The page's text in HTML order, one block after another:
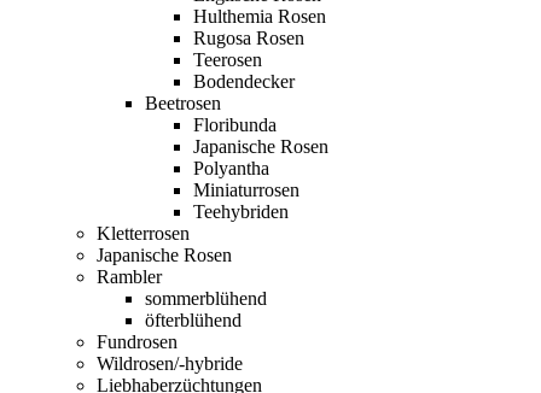
Hulthemia Rosen
Rugosa Rosen
Teerosen
Bodendecker
Beetrosen
Floribunda
Japanische Rosen
Polyantha
Miniaturrosen
Teehybriden
Kletterrosen
Japanische Rosen
Rambler
sommerblühend
öfterblühend
Fundrosen
Wildrosen/-hybride
Liebhaberzüchtungen